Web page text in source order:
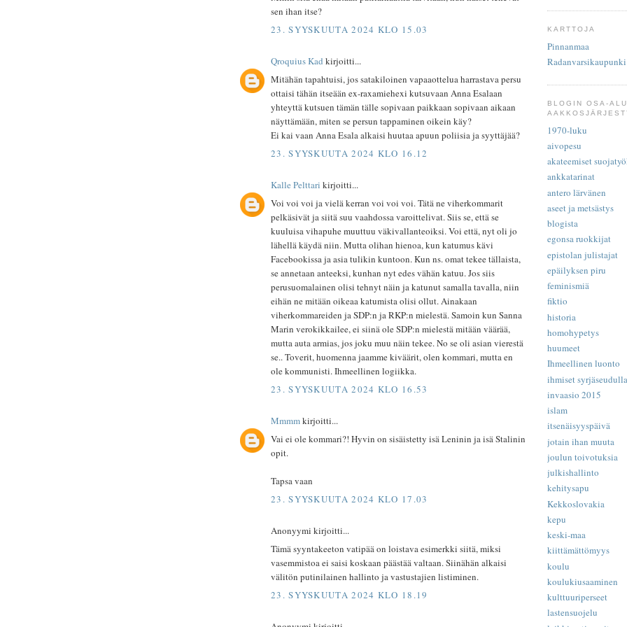
sen ihan itse?
23. SYYSKUUTA 2024 KLO 15.03
Qroquius Kad kirjoitti...
Mitähän tapahtuisi, jos satakiloinen vapaaottelua harrastava persu
ottaisi tähän itseään ex-raxamiehexi kutsuvaan Anna Esalaan
yhteyttä kutsuen tämän tälle sopivaan paikkaan sopivaan aikaan
näyttämään, miten se persun tappaminen oikein käy?
Ei kai vaan Anna Esala alkaisi huutaa apuun poliisia ja syyttäjää?
23. SYYSKUUTA 2024 KLO 16.12
Kalle Pelttari kirjoitti...
Voi voi voi ja vielä kerran voi voi voi. Tätä ne viherkommarit
pelkäsivät ja siitä suu vaahdossa varoittelivat. Siis se, että se
kuuluisa vihapuhe muuttuu väkivallanteoiksi. Voi että, nyt oli jo
lähellä käydä niin. Mutta olihan hienoa, kun katumus kävi
Facebookissa ja asia tulikin kuntoon. Kun ns. omat tekee tällaista,
se annetaan anteeksi, kunhan nyt edes vähän katuu. Jos siis
perusuomalainen olisi tehnyt näin ja katunut samalla tavalla, niin
eihän ne mitään oikeaa katumista olisi ollut. Ainakaan
viherkommareiden ja SDP:n ja RKP:n mielestä. Samoin kun Sanna
Marin verokikkailee, ei siinä ole SDP:n mielestä mitään väärää,
mutta auta armias, jos joku muu näin tekee. No se oli asian vierestä
se.. Toverit, huomenna jaamme kiväärit, olen kommari, mutta en
ole kommunisti. Ihmeellinen logiikka.
23. SYYSKUUTA 2024 KLO 16.53
Mmmmkirjoitti...
Vai ei ole kommari?! Hyvin on sisäistetty isä Leninin ja isä Stalinin
opit.
Tapsa vaan
23. SYYSKUUTA 2024 KLO 17.03
Anonyymi kirjoitti...
Tämä syyntakeeton vatipää on loistava esimerkki siitä, miksi
vasemmistoa ei saisi koskaan päästää valtaan. Siinähän alkaisi
välitön putinilainen hallinto ja vastustajien listiminen.
23. SYYSKUUTA 2024 KLO 18.19
KARTTOJA
Pinnanmaa
Radanvarsikaupunki
BLOGIN OSA-
1970-luku
aivopesu
akateemiset
ankkatarinat
antero lärvänen
aseet ja metsästys
blogista
egonsa ruokkijat
epistolan julistajat
epäilyksen piru
feminismiä
fiktio
historia
homohypetys
huumeet
Ihmeellinen luonto
ihmiset syrjäseudulla
invaasio 2015
islam
itsenäisyyspäivä
jotain ihan muuta
joulun toivotuksia
julkishallinto
kehitysapu
Kekkoslovakia
kepu
keski-maa
kiittämättömyys
koulu
koulukiusaaminen
kulttuuriperseet
lastensuojelu